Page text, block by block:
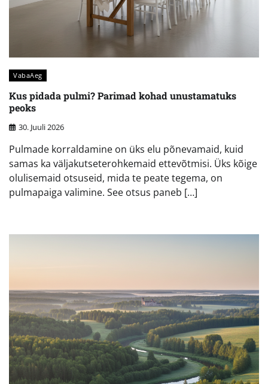
VabaAeg
Kus pidada pulmi? Parimad kohad unustamatuks
peoks
30. Juuli 2026
Pulmade korraldamine on üks elu põnevamaid, kuid
samas ka väljakutseterohkemaid ettevõtmisi. Üks kõige
olulisemaid otsuseid, mida te peate tegema, on
pulmapaiga valimine. See otsus paneb […]